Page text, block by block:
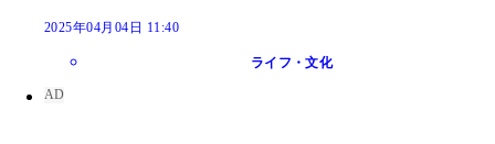
2025年04月04日 11:40
ライフ・文化